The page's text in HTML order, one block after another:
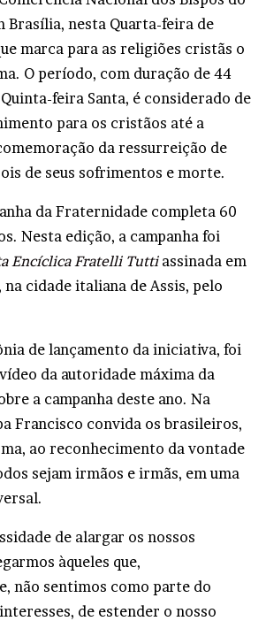
Brasília, nesta Quarta-feira de
marca para as religiões cristãs o
O período, com duração de 44
feira Santa, é considerado de
para os cristãos até a
da ressurreição de
de seus sofrimentos e morte.
da Fraternidade completa 60
Nesta edição, a campanha foi
Encíclica Fratelli Tuttiassinada em
cidade italiana de Assis, pelo
de lançamento da iniciativa, foi
da autoridade máxima da
a campanha deste ano. Na
Francisco convida os brasileiros,
ao reconhecimento da vontade
sejam irmãos e irmãs, em uma
de alargar os nossos
àqueles que,
não sentimos como parte do
de estender o nosso